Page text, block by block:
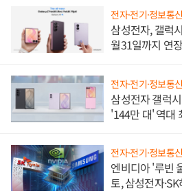
전자·전기·정보통신
삼성전자, 갤럭
월31일까지 연장
전자·전기·정보통신
삼성전자 갤럭
'144만 대' 역대
전자·전기·정보통신
엔비디아 '루빈
토, 삼성전자